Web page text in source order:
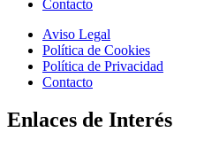
Contacto
Aviso Legal
Política de Cookies
Política de Privacidad
Contacto
Enlaces de Interés